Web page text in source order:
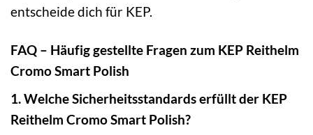
entscheide dich für KEP.
FAQ – Häufig gestellte Fragen zum KEP Reithelm
Cromo Smart Polish
1. Welche Sicherheitsstandards erfüllt der KEP
Reithelm Cromo Smart Polish?